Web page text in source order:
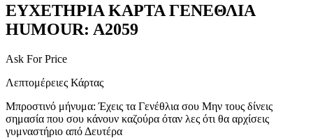
ΕΥΧΕΤΗΡΙΑ ΚΑΡΤΑ ΓΕΝΕΘΛΙΑ
HUMOUR: A2059
Ask For Price
Λεπτομέρειες Κάρτας
Μπροστινό μήνυμα: Έχεις τα Γενέθλια σου Μην τους δίνεις
σημασία που σου κάνουν καζούρα όταν λες ότι θα αρχίσεις
γυμναστήριο από Δευτέρα